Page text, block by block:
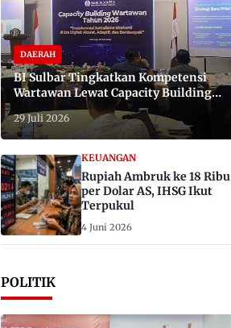
DAERAH
BI Sulbar Tingkatkan Kompetensi
Wartawan Lewat Capacity Building
2026
29 Juli 2026
KEUANGAN
Rupiah Ambruk ke 18 Ribu
per Dolar AS, IHSG Ikut
Terpukul
4 Juni 2026
POLITIK